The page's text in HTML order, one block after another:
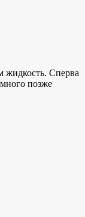
жидкость. Сперва
позже